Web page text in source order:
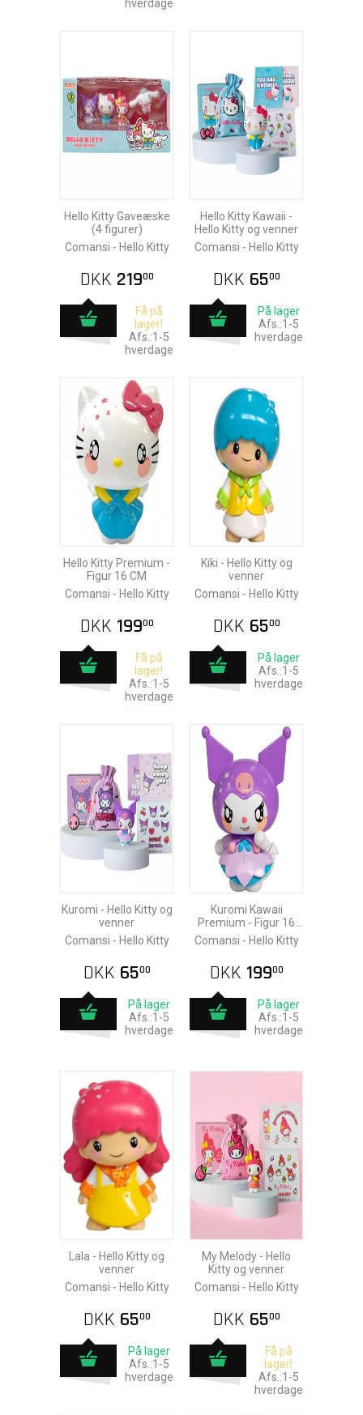
hverdage
Hello Kitty Gaveæske
(4 figurer)
Comansi - Hello Kitty
DKK 21900
Få på
lager!
Afs.:1-5
hverdage
Hello Kitty Kawaii -
Hello Kitty og venner
Comansi - Hello Kitty
DKK 6500
På lager
Afs.:1-5
hverdage
Hello Kitty Premium -
Figur 16 CM
Comansi - Hello Kitty
DKK 19900
Få på
lager!
Afs.:1-5
hverdage
Kiki - Hello Kitty og
venner
Comansi - Hello Kitty
DKK 6500
På lager
Afs.:1-5
hverdage
Kuromi - Hello Kitty og
venner
Comansi - Hello Kitty
DKK 6500
På lager
Afs.:1-5
hverdage
Kuromi Kawaii
Premium - Figur 16
CM
Comansi - Hello Kitty
DKK 19900
På lager
Afs.:1-5
hverdage
Lala - Hello Kitty og
venner
Comansi - Hello Kitty
DKK 6500
På lager
Afs.:1-5
hverdage
My Melody - Hello
Kitty og venner
Comansi - Hello Kitty
DKK 6500
Få på
lager!
Afs.:1-5
hverdage